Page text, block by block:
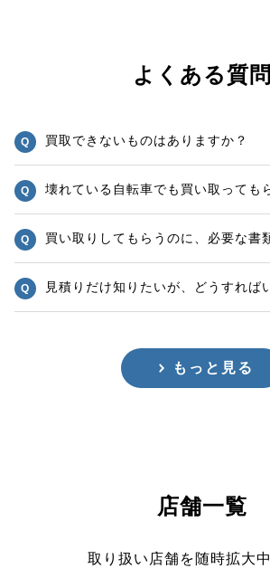
よくある質問
買取できないものはありますか？
壊れている自転車でも買い取っても
買い取りしてもらうのに、必要な書
見積りだけ知りたいが、どうすれば
もっと見る
店舗一覧
取り扱い店舗を随時拡大中